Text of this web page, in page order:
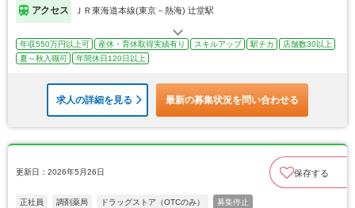
アクセス ＪＲ東海道本線(東京－熱海) 辻堂駅
年収550万円以上可 産休・育休取得実績有り スキルアップ 駅チカ
店舗数30以上
夏～秋入職可
年間休日120日以上
求人の詳細を見る 最新の募集状況を問い合わせる
更新日：2026年5月26日 保存する
正社員 調剤薬局 ドラッグストア（OTCのみ） 募集停止